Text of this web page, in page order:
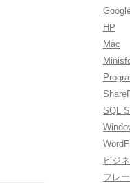
HP
Mac
SQL
ビジ
フレ